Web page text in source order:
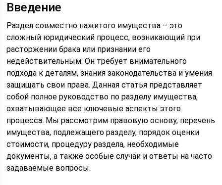
Введение
Раздел совместно нажитого имущества – это
сложный юридический процесс, возникающий при
расторжении брака или признании его
недействительным. Он требует внимательного
подхода к деталям, знания законодательства и умения
защищать свои права. Данная статья представляет
собой полное руководство по разделу имущества,
охватывающее все ключевые аспекты этого
процесса. Мы рассмотрим правовую основу, перечень
имущества, подлежащего разделу, порядок оценки
стоимости, процедуру раздела, необходимые
документы, а также особые случаи и ответы на часто
задаваемые вопросы.